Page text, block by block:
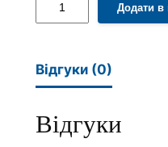
о
у
т
1
Додати в
l
e
r
a
Відгуки (0)
Відгуки